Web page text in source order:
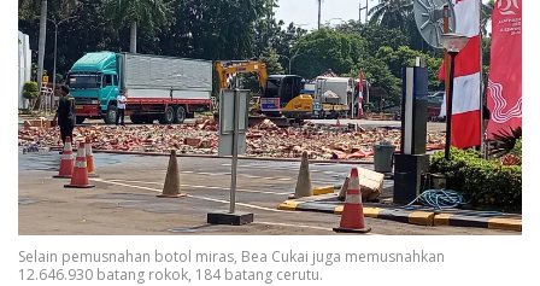
Selain pemusnahan botol miras, Bea Cukai juga memusnahkan
12.646.930 batang rokok, 184 batang cerutu.